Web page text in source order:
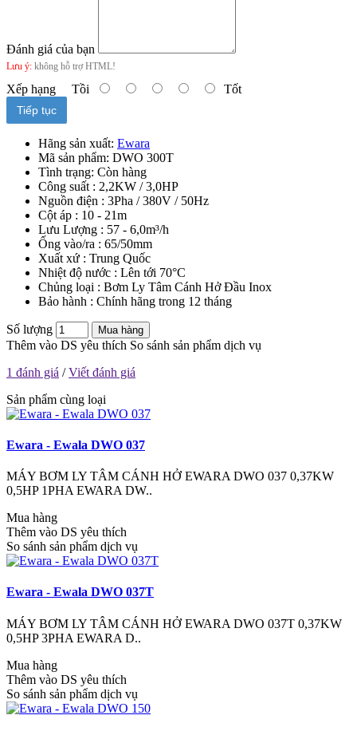
Đánh giá của bạn
Lưu ý: không hỗ trợ HTML!
Xếp hạng Tồi Tốt
Tiếp tục
Hãng sản xuất: Ewara
Mã sản phẩm: DWO 300T
Tình trạng: Còn hàng
Công suất : 2,2KW / 3,0HP
Nguồn điện : 3Pha / 380V / 50Hz
Cột áp : 10 - 21m
Lưu Lượng : 57 - 6,0m³/h
Ống vào/ra : 65/50mm
Xuất xứ : Trung Quốc
Nhiệt độ nước : Lên tới 70°C
Chủng loại : Bơm Ly Tâm Cánh Hở Đầu Inox
Bảo hành : Chính hãng trong 12 tháng
Số lượng Mua hàng
Thêm vào DS yêu thích So sánh sản phẩm dịch vụ
1 đánh giá /Viết đánh giá
Sản phẩm cùng loại
Ewara - Ewala DWO 037
MÁY BƠM LY TÂM CÁNH HỞ EWARA DWO 037 0,37KW
0,5HP 1PHA EWARA DW..
Mua hàng
Thêm vào DS yêu thích
So sánh sản phẩm dịch vụ
Ewara - Ewala DWO 037T
MÁY BƠM LY TÂM CÁNH HỞ EWARA DWO 037T 0,37KW
0,5HP 3PHA EWARA D..
Mua hàng
Thêm vào DS yêu thích
So sánh sản phẩm dịch vụ